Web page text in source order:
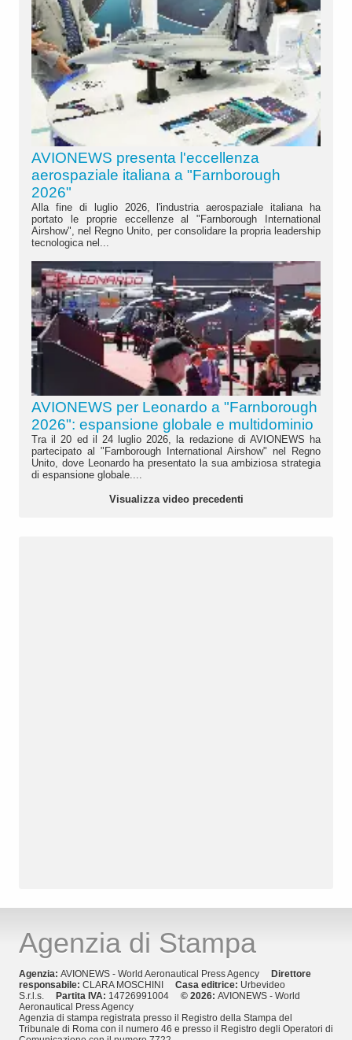
AVIONEWS presenta l'eccellenza
aerospaziale italiana a "Farnborough
2026"
Alla fine di luglio 2026, l'industria aerospaziale italiana ha
portato le proprie eccellenze al "Farnborough International
Airshow", nel Regno Unito, per consolidare la propria leadership
tecnologica nel...
AVIONEWS per Leonardo a "Farnborough
2026": espansione globale e multidominio
Tra il 20 ed il 24 luglio 2026, la redazione di AVIONEWS ha
partecipato al "Farnborough International Airshow" nel Regno
Unito, dove Leonardo ha presentato la sua ambiziosa strategia
di espansione globale....
Visualizza video precedenti
Agenzia di Stampa
Agenzia: AVIONEWS - World Aeronautical Press Agency
Direttore
responsabile: CLARA MOSCHINI Casa editrice: Urbevideo
S.r.l.s.
Partita IVA: 14726991004 © 2026: AVIONEWS - World
Aeronautical Press Agency
Agenzia di stampa registrata presso il Registro della Stampa del
Tribunale di Roma con il numero 46 e presso il Registro degli Operatori di